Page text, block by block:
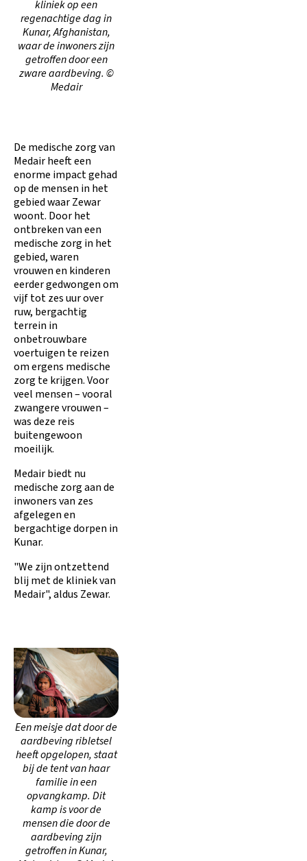
kliniek op een
regenachtige dag in
Kunar, Afghanistan,
waar de inwoners zijn
getroffen door een
zware aardbeving. ©
Medair
De medische zorg van
Medair heeft een
enorme impact gehad
op de mensen in het
gebied waar Zewar
woont. Door het
ontbreken van een
medische zorg in het
gebied, waren
vrouwen en kinderen
eerder gedwongen om
vijf tot zes uur over
ruw, bergachtig
terrein in
onbetrouwbare
voertuigen te reizen
om ergens medische
zorg te krijgen. Voor
veel mensen – vooral
zwangere vrouwen –
was deze reis
buitengewoon
moeilijk.
Medair biedt nu
medische zorg aan de
inwoners van zes
afgelegen en
bergachtige dorpen in
Kunar.
"We zijn ontzettend
blij met de kliniek van
Medair", aldus Zewar.
Een meisje dat door de
aardbeving ribletsel
heeft opgelopen, staat
bij de tent van haar
familie in een
opvangkamp. Dit
kamp is voor de
mensen die door de
aardbeving zijn
getroffen in Kunar,